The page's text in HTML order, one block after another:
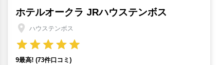
ホテルオークラ JRハウステンボス
ハウステンボス
9最高! (73件口コミ)